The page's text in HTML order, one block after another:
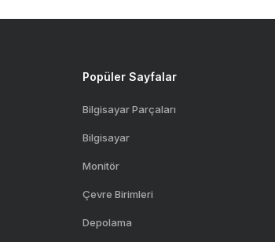
Popüler Sayfalar
Bilgisayar Parçaları
Bilgisayar
Monitör
Çevre Birimleri
Depolama